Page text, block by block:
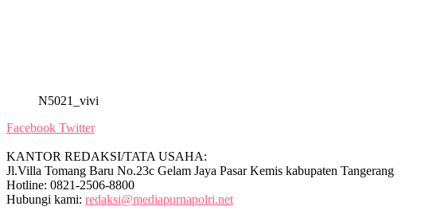
N5021_vivi
Facebook Twitter
KANTOR REDAKSI/TATA USAHA:
Jl.Villa Tomang Baru No.23c Gelam Jaya Pasar Kemis kabupaten Tangerang
Hotline: 0821-2506-8800
Hubungi kami: redaksi@mediapurnapolri.net